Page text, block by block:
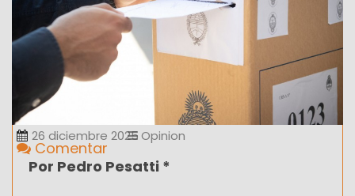
26 diciembre 2025 Opinion
Comentar
Por Pedro Pesatti *